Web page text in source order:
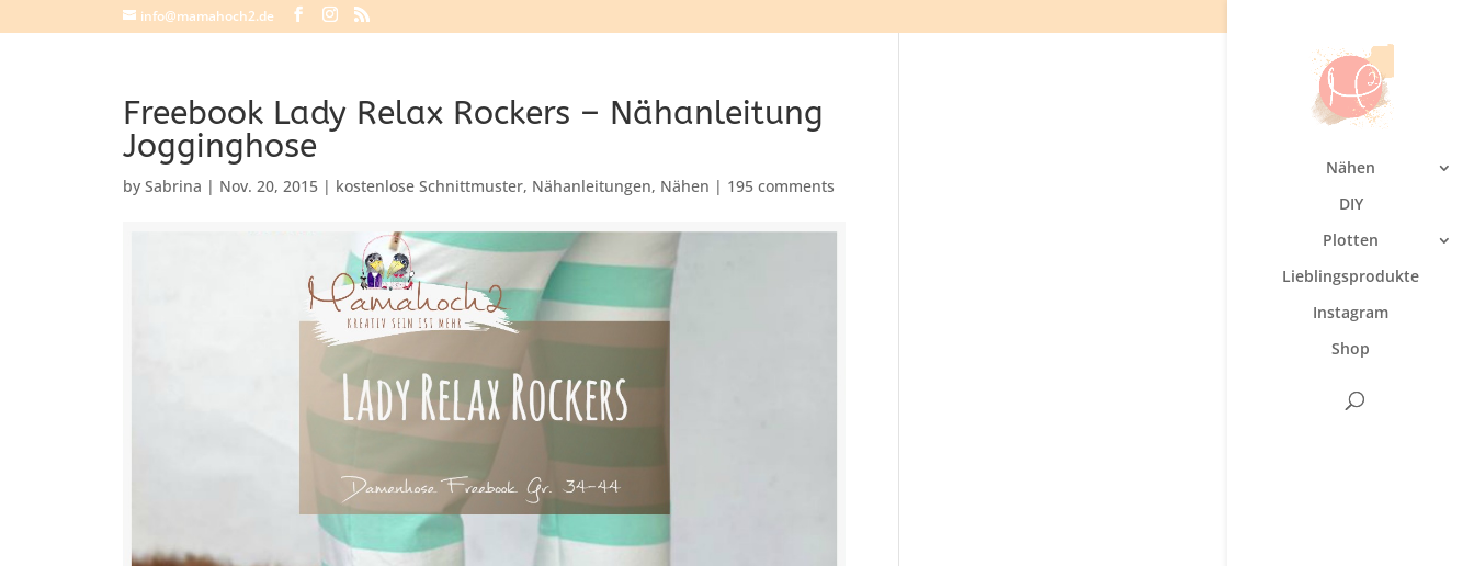
info@mamahoch2.de
Nähen
DIY
Plotten
Lieblingsprodukte
Instagram
Shop
Freebook Lady Relax Rockers – Nähanleitung
Jogginghose
by Sabrina | Nov. 20, 2015| kostenlose Schnittmuster, Nähanleitungen, Nähen | 195 comments